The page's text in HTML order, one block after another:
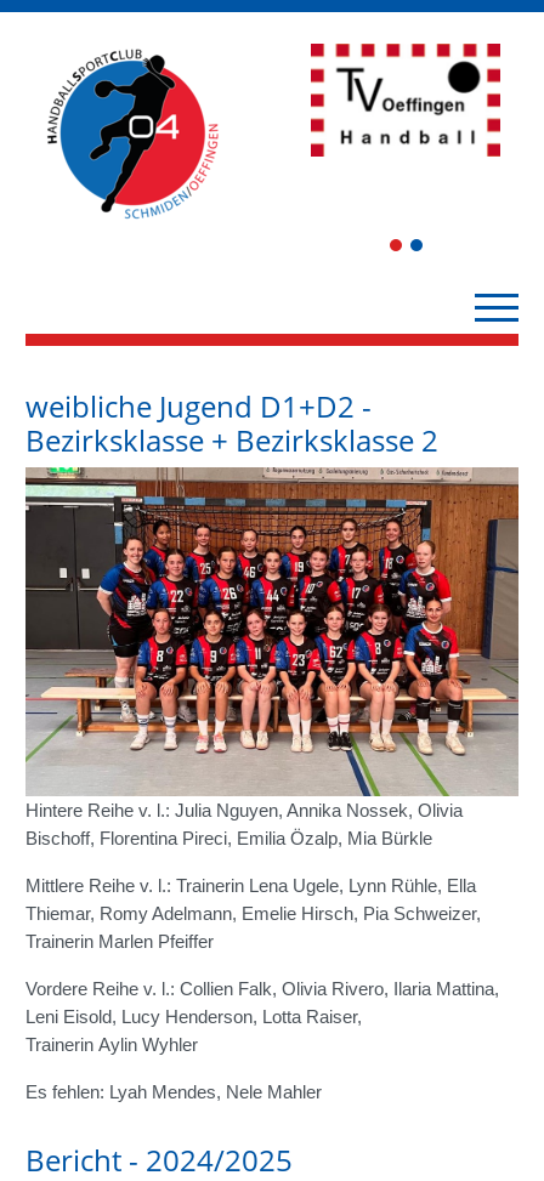
1 2
weibliche Jugend D1+D2 -
Bezirksklasse + Bezirksklasse 2
Hintere Reihe v. l.: Julia Nguyen, Annika Nossek, Olivia
Bischoff, Florentina Pireci, Emilia Özalp, Mia Bürkle
Mittlere Reihe v. l.: Trainerin Lena Ugele, Lynn Rühle, Ella
Thiemar, Romy Adelmann, Emelie Hirsch, Pia Schweizer,
Trainerin Marlen Pfeiffer
Vordere Reihe v. l.: Collien Falk, Olivia Rivero, Ilaria Mattina,
Leni Eisold, Lucy Henderson, Lotta Raiser,
Trainerin Aylin Wyhler
Es fehlen: Lyah Mendes, Nele Mahler
Bericht - 2024/2025